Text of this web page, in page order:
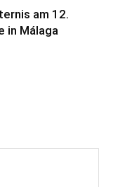
am 12.
in Málaga